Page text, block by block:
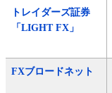
トレイダーズ証券
「LIGHT FX」
FXブロードネット